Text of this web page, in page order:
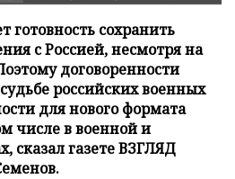
готовность сохранить
с Россией, несмотря на
договоренности
российских военных
для нового формата
числе в военной и
сказал газете ВЗГЛЯД